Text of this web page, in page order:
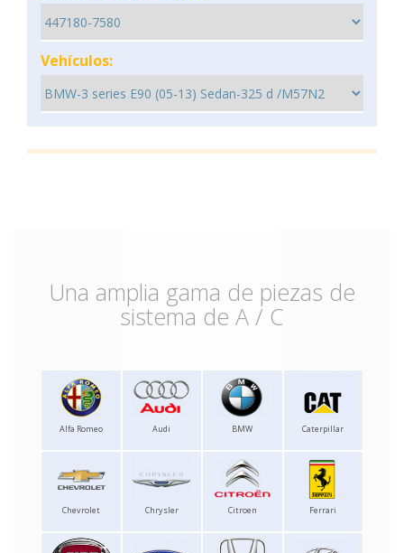
Vehículos:
Una amplia gama de piezas de
sistema de A / C
Alfa Romeo Audi BMW Caterpillar
Chevrolet Chrysler Citroen Ferrari